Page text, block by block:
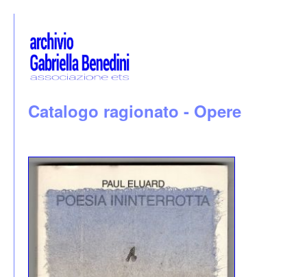
Catalogo ragionato - Opere